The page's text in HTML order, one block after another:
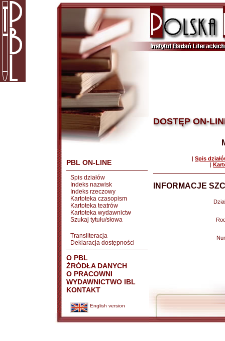
PBL ON-LINE
Spis działów
Indeks nazwisk
Indeks rzeczowy
Kartoteka czasopism
Kartoteka teatrów
Kartoteka wydawnictw
Szukaj tytułu/słowa
Transliteracja
Deklaracja dostępności
O PBL
ŹRÓDŁA DANYCH
O PRACOWNI
WYDAWNICTWO IBL
KONTAKT
English version
DOSTĘP ON-
| Spis
|
INFORMACJE